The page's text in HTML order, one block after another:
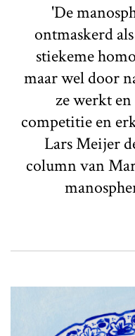
'De
ontmaskerd
stiekeme
maar wel door
ze werkt
competitie en
Lars Meijer
column van